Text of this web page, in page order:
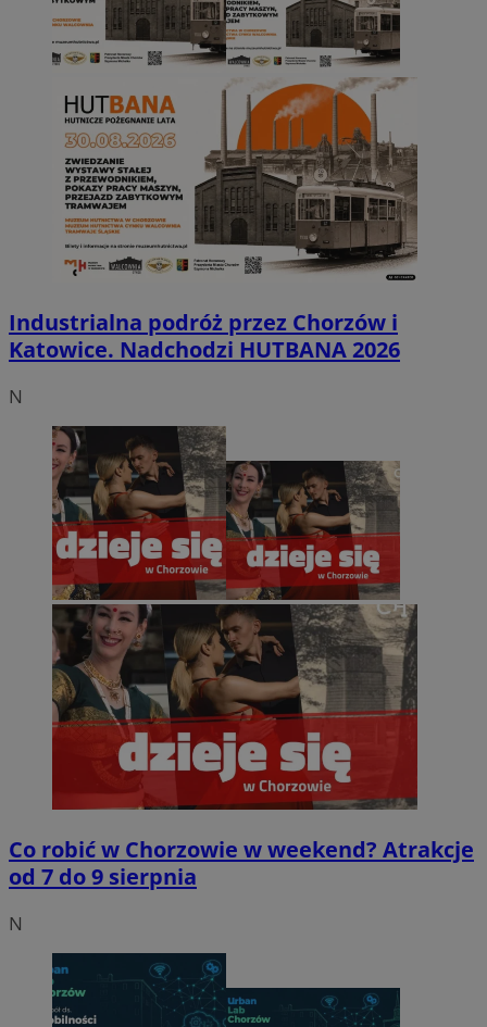
Industrialna podróż przez Chorzów i
Katowice. Nadchodzi HUTBANA 2026
N
Co robić w Chorzowie w weekend? Atrakcje
od 7 do 9 sierpnia
N